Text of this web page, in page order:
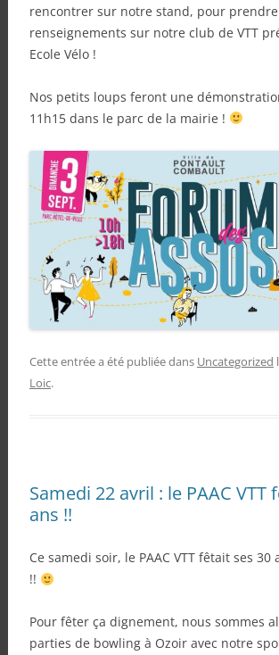
rencontrer sur notre stand, pour
renseignements sur notre club de VTT
Ecole Vélo !
Nos petits loups feront une
11h15 dans le parc de la mairie !
Cette entrée a été publiée dans Uncategorized
Loic.
Samedi 22 avril : le PAAC VTT
ans !!
Ce samedi soir, le PAAC VTT fêtait ses 30
!!
Pour fêter ça dignement, nous sommes
parties de bowling à Ozoir avec notre